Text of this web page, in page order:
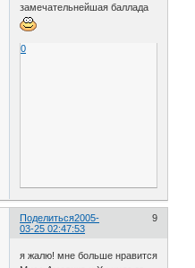
замечательнейшая баллада
0
Поделиться 9
2005-
03-25 02:47:53
я жалю! мне больше нравится